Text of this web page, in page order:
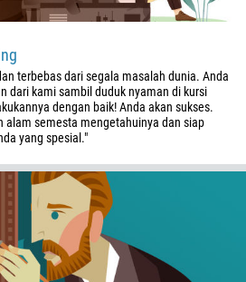
terbebas dari segala masalah dunia. Anda
dari kami sambil duduk nyaman di kursi
dengan baik! Anda akan sukses.
alam semesta mengetahuinya dan siap
yang spesial."
Anda
Anda, jika dibutuhkan
SAYA KEMBALI